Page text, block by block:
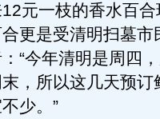
元一枝的香水百
更是受清明扫墓市
“今年清明是周四
，所以这几天预订
少。”